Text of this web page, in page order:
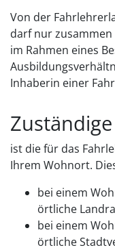
Von der
darf nur
im Rahmen eines
Inhaberin einer
ist die für das
Ihrem Wohnort.
bei einem
örtliche
bei einem
örtliche